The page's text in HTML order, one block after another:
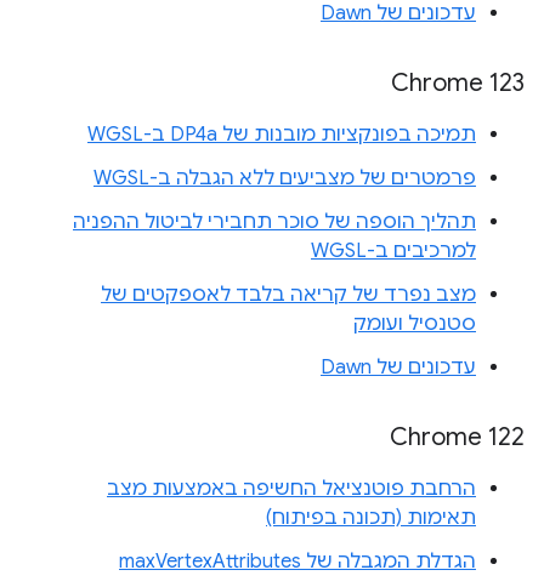
עדכונים של Dawn
Chrome 123
תמיכה בפונקציות מובנות של DP4a ב-WGSL
פרמטרים של מצביעים ללא הגבלה ב-WGSL
תהליך הוספה של סוכר תחבירי לביטול ההפניה
למרכיבים ב-WGSL
מצב נפרד של קריאה בלבד לאספקטים של
סטנסיל ועומק
עדכונים של Dawn
Chrome 122
הרחבת פוטנציאל החשיפה באמצעות מצב
תאימות (תכונה בפיתוח)
הגדלת המגבלה של maxVertexAttributes